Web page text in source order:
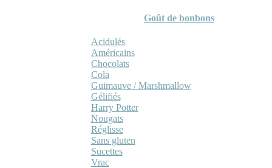
Goût de bonbons
Acidulés
Américains
Chocolats
Cola
Guimauve / Marshmallow
Gélifiés
Harry Potter
Nougats
Réglisse
Sans gluten
Sucettes
Vrac